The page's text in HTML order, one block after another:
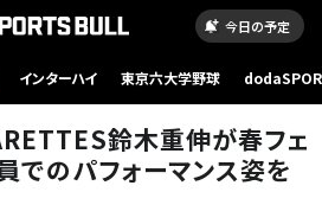
今日の予定
インターハイ 東京六大学野球
鈴木重伸が春フェ
でのパフォーマンス姿を